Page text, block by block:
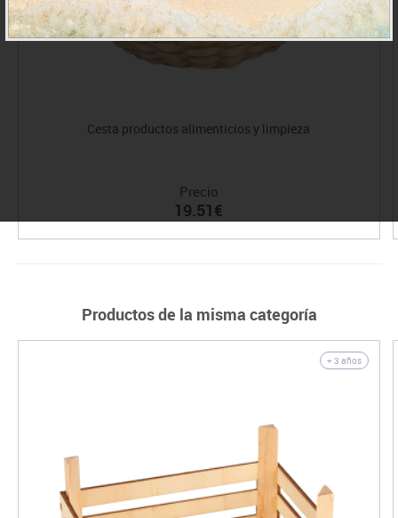
Cesta productos alimenticios y limpieza
Precio
19.51€
Productos de la misma categoría
+ 3 años